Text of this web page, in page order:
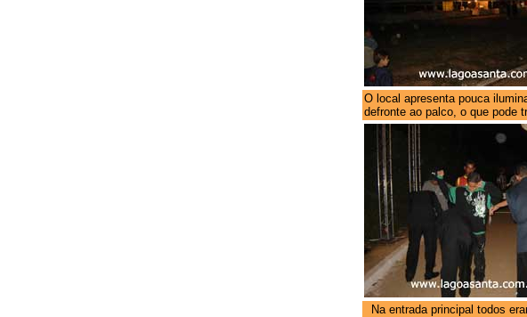
O local apresenta pouca
defronte ao palco, o que pode
Na entrada principal todos